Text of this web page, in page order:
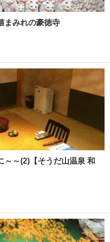
みれの豪徳寺
～～(2)【そうだ山温泉 和